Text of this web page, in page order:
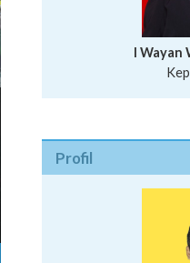
I Wayan
Profil